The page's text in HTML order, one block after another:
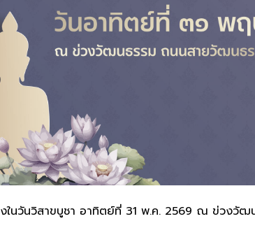
ในวันวิสาขบูชา อาทิตย์ที่ 31 พ.ค. 2569 ณ ข่วงวั